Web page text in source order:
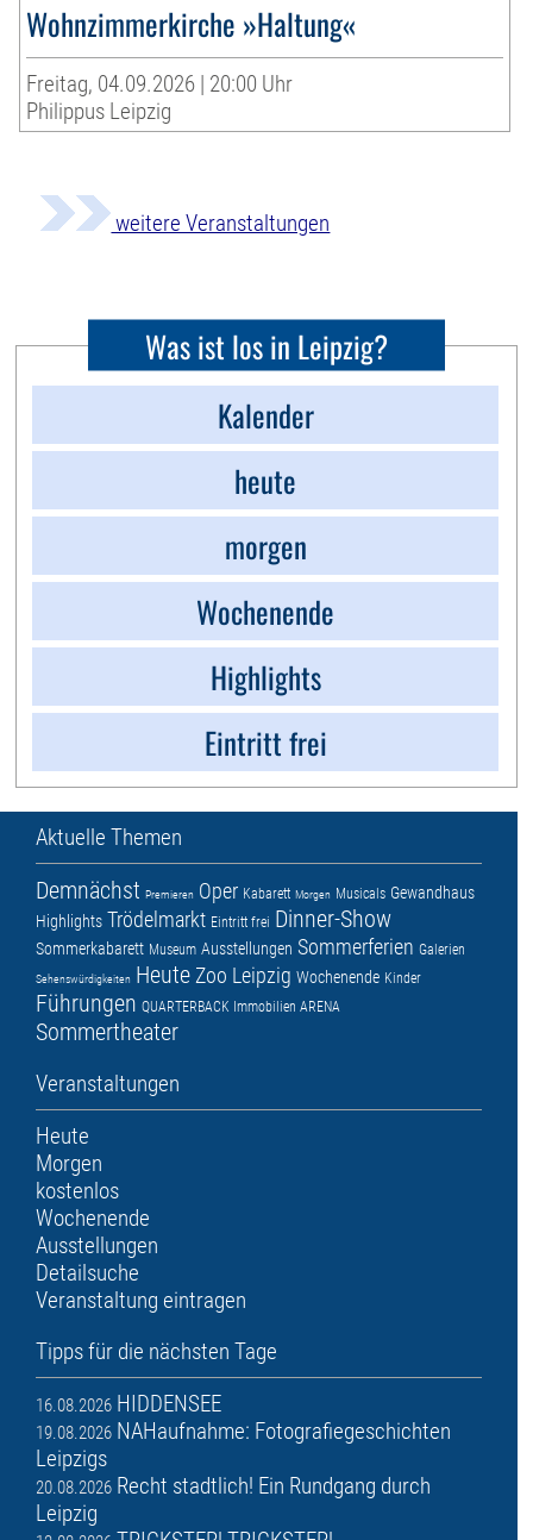
Wohnzimmerkirche »Haltung«
Freitag, 04.09.2026 | 20:00 Uhr
Philippus Leipzig
weitere Veranstaltungen
Was ist los in Leipzig?
Kalender
heute
morgen
Wochenende
Highlights
Eintritt frei
Aktuelle Themen
Demnächst Premieren Oper Kabarett Morgen Musicals Gewandhaus
Highlights Trödelmarkt Eintritt frei Dinner-Show
Sommerkabarett Museum Ausstellungen Sommerferien Galerien
Sehenswürdigkeiten Heute Zoo Leipzig Wochenende Kinder
Führungen QUARTERBACK Immobilien ARENA
Sommertheater
Veranstaltungen
Heute
Morgen
kostenlos
Wochenende
Ausstellungen
Detailsuche
Veranstaltung eintragen
Tipps für die nächsten Tage
16.08.2026 HIDDENSEE
19.08.2026 NAHaufnahme: Fotografiegeschichten
Leipzigs
20.08.2026 Recht stadtlich! Ein Rundgang durch
Leipzig